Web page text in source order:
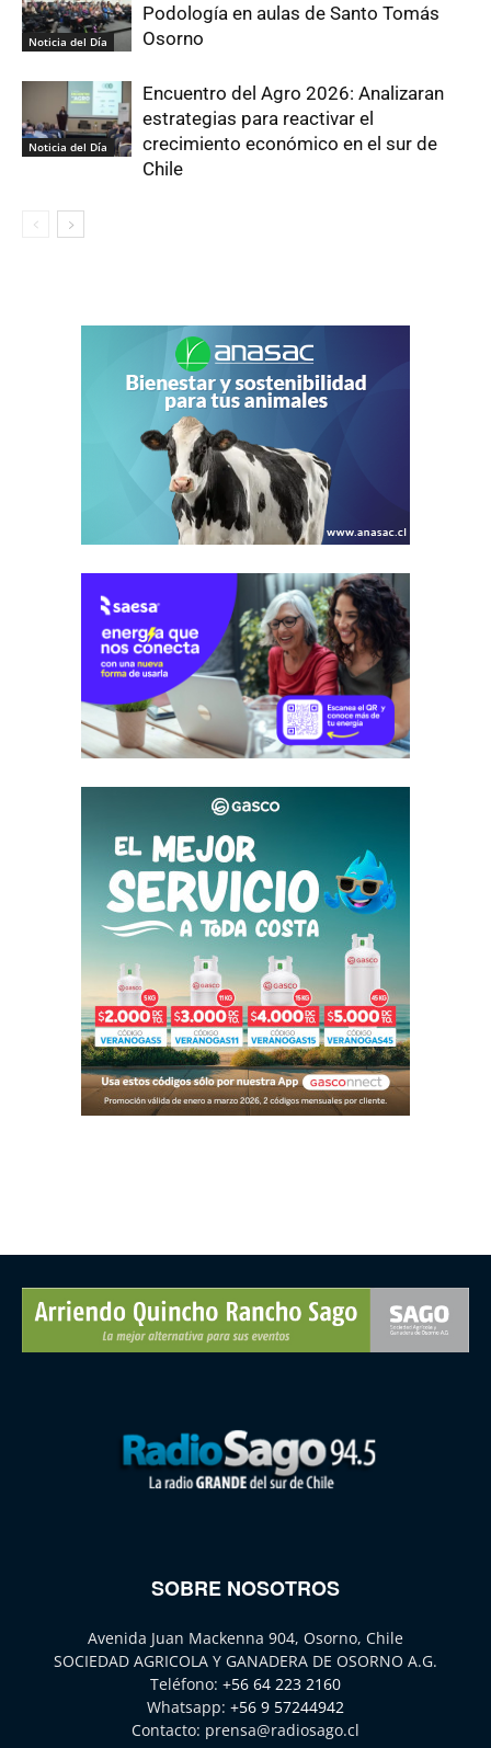
Noticia del Día
Podología en aulas de Santo Tomás
Osorno
Noticia del Día
Encuentro del Agro 2026: Analizaran
estrategias para reactivar el
crecimiento económico en el sur de
Chile
SOBRE NOSOTROS
Avenida Juan Mackenna 904, Osorno, Chile
SOCIEDAD AGRICOLA Y GANADERA DE OSORNO A.G.
Teléfono: +56 64 223 2160
Whatsapp: +56 9 57244942
Contacto: prensa@radiosago.cl